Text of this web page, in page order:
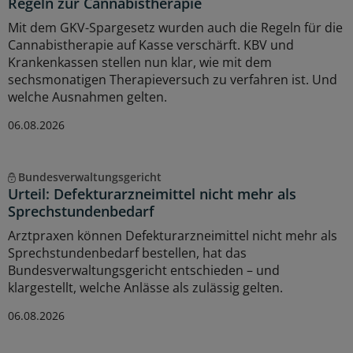
Mit dem GKV-Spargesetz wurden auch die Regeln für die
Cannabistherapie auf Kasse verschärft. KBV und
Krankenkassen stellen nun klar, wie mit dem
sechsmonatigen Therapieversuch zu verfahren ist. Und
welche Ausnahmen gelten.
06.08.2026
Bundesverwaltungsgericht
Urteil: Defekturarzneimittel nicht mehr als
Sprechstundenbedarf
Arztpraxen können Defekturarzneimittel nicht mehr als
Sprechstundenbedarf bestellen, hat das
Bundesverwaltungsgericht entschieden – und
klargestellt, welche Anlässe als zulässig gelten.
06.08.2026